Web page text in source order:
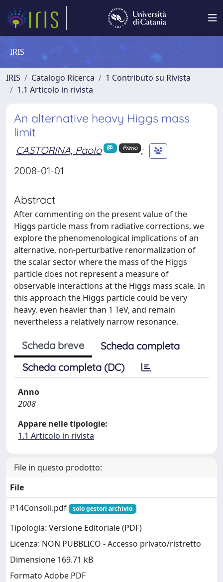
IRIS
IRIS Catalogo Ricerca
1 Contributo su Rivista
1.1 Articolo in rivista
An alternative heavy Higgs mass
limit
CASTORINA, Paolo Primo
;
2008-01-01
Abstract
After commenting on the present value of the
Higgs particle mass from radiative corrections, we
explore the phenomenological implications of an
alternative, non-perturbative renormalization of
the scalar sector where the mass of the Higgs
particle does not represent a measure of
observable interactions at the Higgs mass scale. In
this approach the Higgs particle could be very
heavy, even heavier than 1 TeV, and remain
nevertheless a relatively narrow resonance.
Scheda breve
Scheda completa
Scheda completa (DC)
Anno
2008
Appare nelle tipologie:
1.1 Articolo in rivista
File in questo prodotto:
File
P14Consoli.pdf
solo gestori archivio
Tipologia: Versione Editoriale (PDF)
Licenza: NON PUBBLICO - Accesso privato/ristretto
Dimensione 169.71 kB
Formato Adobe PDF